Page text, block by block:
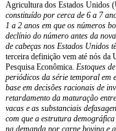
Agricultura dos Estados Unidos
constituído por cerca de 6 a 7
1 a 2 anos em que os números
declínio do número antes da
de cabeças nos Estados Unidos
terceira definição vem até nós
Pesquisa Econômica. Estoques
periódicos da série temporal em
base em decisões racionais de
retardamento da maturação
vacas e as substanciais
com que a estrutura
na demanda por carne bovina e